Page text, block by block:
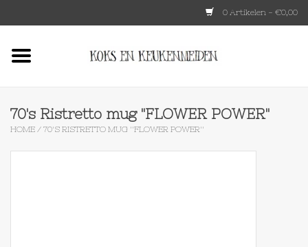
0 Artikelen - €0,00
70's Ristretto mug ''FLOWER POWER''
HOME / 70'S RISTRETTO MUG ''FLOWER POWER''